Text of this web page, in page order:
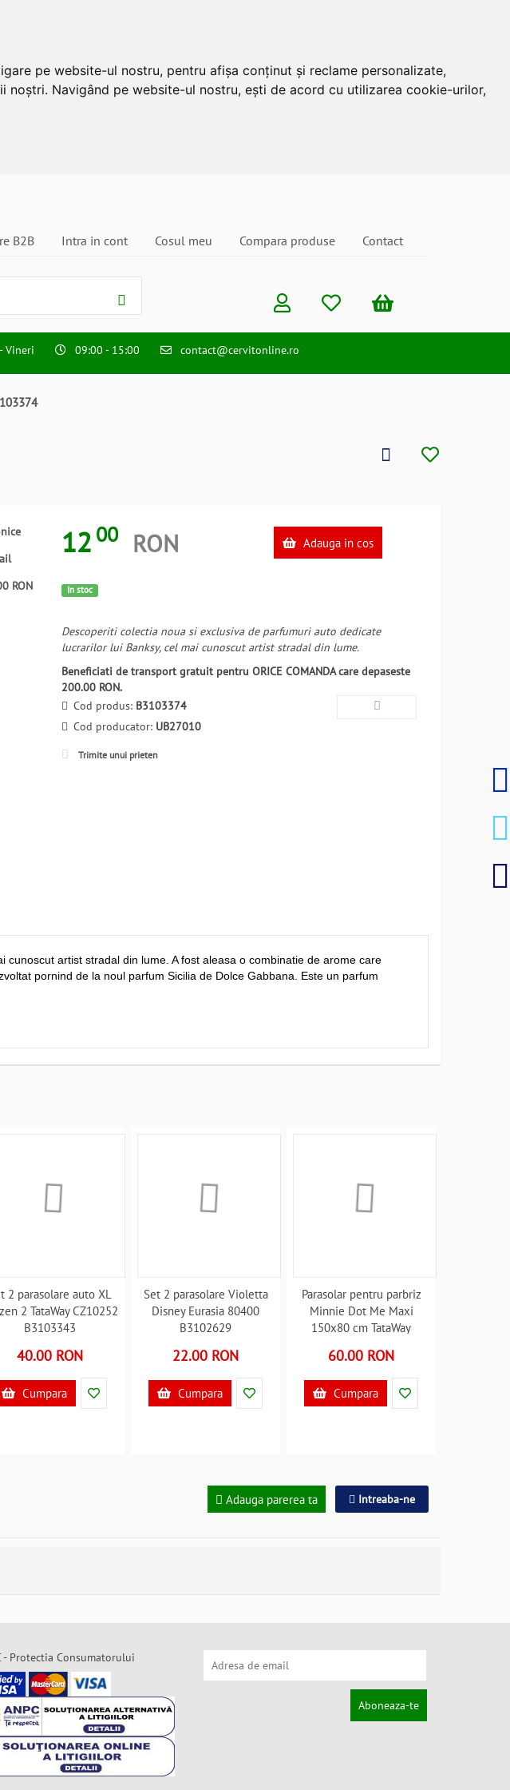
pe website-ul nostru, pentru afișa conținut și reclame personalizate,
Navigând pe website-ul nostru, ești de acord cu utilizarea cookie-urilor,
B2B Intra in cont Cosul meu Compara produse Contact
Vineri 09:00 - 15:00 contact@cervitonline.ro
RON
12 00 RON Adauga in cos
In stoc
Descoperiti colectia noua si exclusiva de parfumuri auto dedicate
lucrarilor lui Banksy, cel mai cunoscut artist stradal din lume.
Beneficiati de transport gratuit pentru ORICE COMANDA care depaseste
200.00 RON.
Cod produs: B3103374
Cod producator: UB27010
Trimite unui prieten
artist stradal din lume. A fost aleasa o combinatie de arome care
pornind de la noul parfum Sicilia de Dolce Gabbana. Este un parfum
2 parasolare auto XL
2 TataWay CZ10252
B3103343
40.00 RON
Cumpara
Set 2 parasolare Violetta
Disney Eurasia 80400
B3102629
22.00 RON
Cumpara
Parasolar pentru parbriz
Minnie Dot Me Maxi
150x80 cm TataWay
60.00 RON
Cumpara
Adauga parerea ta Intreaba-ne
- Protectia Consumatorului
Aboneaza-te